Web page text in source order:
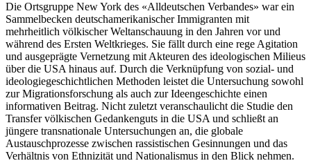
Die Ortsgruppe New York des «Alldeutschen Verbandes» war ein
Sammelbecken deutschamerikanischer Immigranten mit
mehrheitlich völkischer Weltanschauung in den Jahren vor und
während des Ersten Weltkrieges. Sie fällt durch eine rege Agitation
und ausgeprägte Vernetzung mit Akteuren des ideologischen Milieus
über die USA hinaus auf. Durch die Verknüpfung von sozial- und
ideologiegeschichtlichen Methoden leistet die Untersuchung sowohl
zur Migrationsforschung als auch zur Ideengeschichte einen
informativen Beitrag. Nicht zuletzt veranschaulicht die Studie den
Transfer völkischen Gedankenguts in die USA und schließt an
jüngere transnationale Untersuchungen an, die globale
Austauschprozesse zwischen rassistischen Gesinnungen und das
Verhältnis von Ethnizität und Nationalismus in den Blick nehmen.